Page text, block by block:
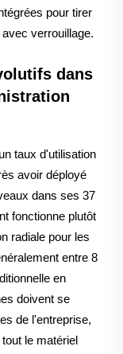
pour tirer
verrouillage.
dans
taux d'utilisation
avoir déployé
dans ses 37
fonctionne plutôt
radiale pour les
entre 8
en
doivent se
de l'entreprise,
le matériel